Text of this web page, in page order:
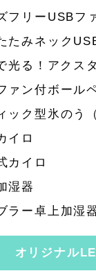
フリーUSBフ
たみネック
光る！アクス
ァン付ボール
ック型氷のう
イロ
カイロ
湿器
ラー卓上加湿
オリジナル